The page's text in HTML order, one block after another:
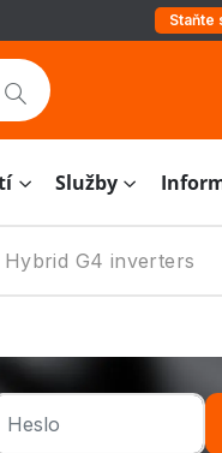
Staňte
Služby
G4 inverters